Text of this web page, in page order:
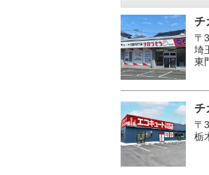
チ
〒
埼
東
チ
〒
栃